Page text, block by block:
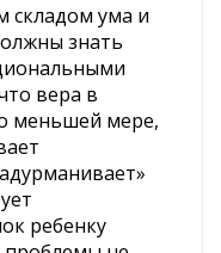
складом ума и
знать
вера в
меньшей мере,
ребенку